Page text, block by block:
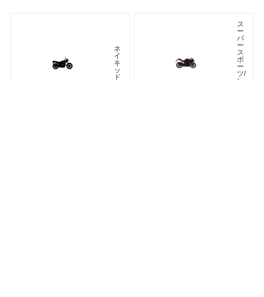
ネ
イ
キ
ッ
ド
ス
ー
パ
ー
ス
ポ
ー
ツ/
レ